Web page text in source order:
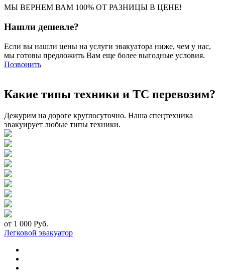
МЫ ВЕРНЕМ ВАМ 100% ОТ РАЗНИЦЫ В ЦЕНЕ!
Нашли дешевле?
Если вы нашли цены на услуги эвакуатора ниже, чем у нас,
мы готовы предложить Вам еще более выгодные условия.
Позвонить
Какие типы техники и ТС перевозим?
Дежурим на дороге круглосуточно. Наша спецтехника
эвакуирует любые типы техники.
от 1 000 Руб.
Легковой эвакуатор